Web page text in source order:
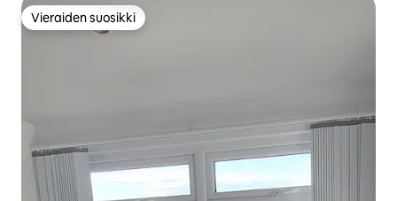
Vieraiden suosikki
Vieraiden suosikki